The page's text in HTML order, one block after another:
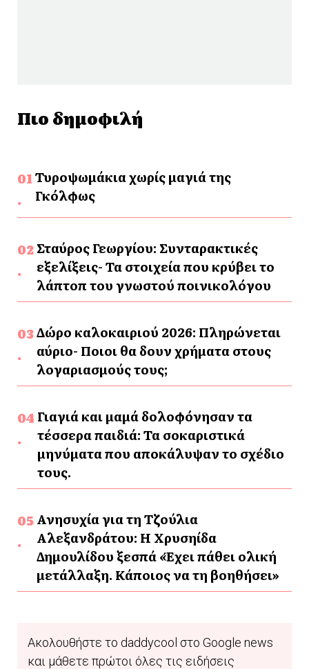
Πιο δημοφιλή
Τυροψωμάκια χωρίς μαγιά της
Γκόλφως
Σταύρος Γεωργίου: Συνταρακτικές
εξελίξεις- Τα στοιχεία που κρύβει το
λάπτοπ του γνωστού ποινικολόγου
Δώρο καλοκαιριού 2026: Πληρώνεται
αύριο- Ποιοι θα δουν χρήματα στους
λογαριασμούς τους;
Γιαγιά και μαμά δολοφόνησαν τα
τέσσερα παιδιά: Τα σοκαριστικά
μηνύματα που αποκάλυψαν το σχέδιο
τους.
Ανησυχία για τη Τζούλια
Αλεξανδράτου: Η Χρυσηίδα
Δημουλίδου ξεσπά «Έχει πάθει ολική
μετάλλαξη. Κάποιος να τη βοηθήσει»
Ακολουθήστε το daddycool στο Google news
και μάθετε πρώτοι όλες τις ειδήσεις